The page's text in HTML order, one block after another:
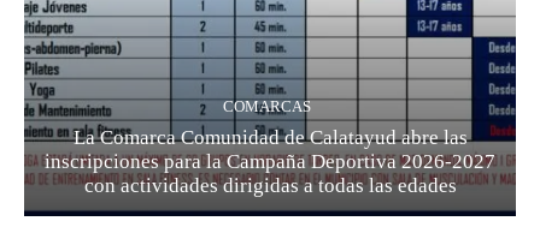
COMARCAS
La Comarca Comunidad de Calatayud abre las
inscripciones para la Campaña Deportiva 2026-2027
con actividades dirigidas a todas las edades